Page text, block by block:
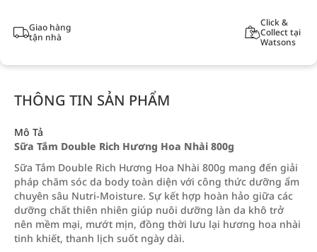
Giao hàng
tận nhà
Click &
Collect tại
Watsons
THÔNG TIN SẢN PHẨM
Mô Tả
Sữa Tắm Double Rich Hương Hoa Nhài 800g
Sữa Tắm Double Rich Hương Hoa Nhài 800g mang đến giải
pháp chăm sóc da body toàn diện với công thức dưỡng ẩm
chuyên sâu Nutri-Moisture. Sự kết hợp hoàn hảo giữa các
dưỡng chất thiên nhiên giúp nuôi dưỡng làn da khô trở
nên mềm mại, mướt mịn, đồng thời lưu lại hương hoa nhài
tinh khiết, thanh lịch suốt ngày dài.